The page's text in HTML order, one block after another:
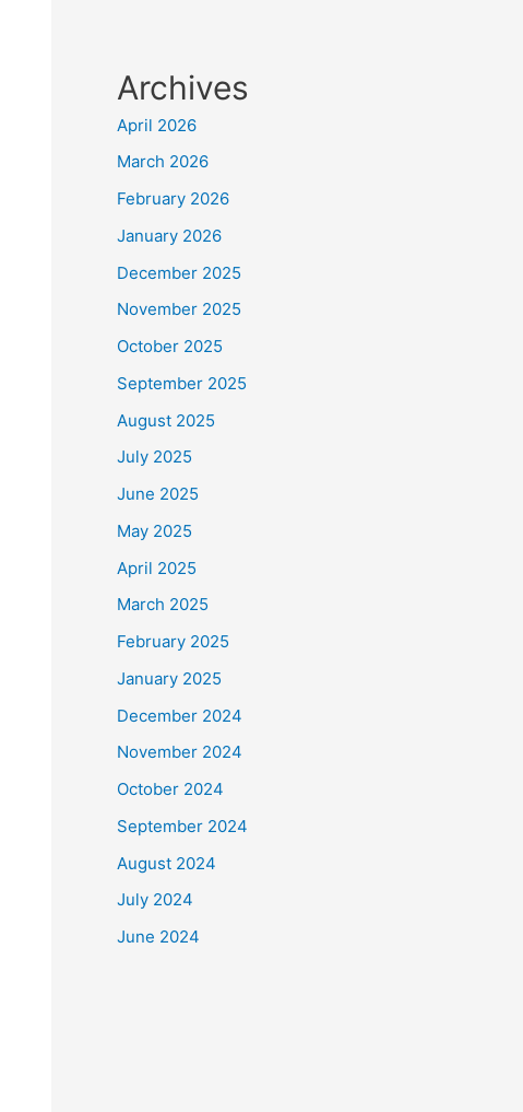
Archives
April 2026
March 2026
February 2026
January 2026
December 2025
November 2025
October 2025
September 2025
August 2025
July 2025
June 2025
May 2025
April 2025
March 2025
February 2025
January 2025
December 2024
November 2024
October 2024
September 2024
August 2024
July 2024
June 2024